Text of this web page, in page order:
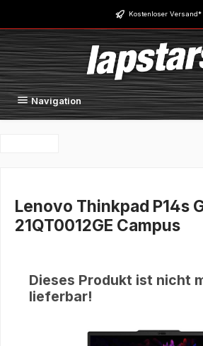
Zum Hauptinhalt springen Kostenloser Versand*
Navigation
Lenovo Thinkpad P14s
21QT0012GE Campus
Dieses Produkt ist nicht
lieferbar!
Bildergalerie überspringen